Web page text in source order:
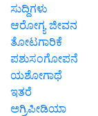
ಸುದ್ದಿಗಳು
ಆರೋಗ್ಯ ಜೀವನ
ತೋಟಗಾರಿಕೆ
ಪಶುಸಂಗೋಪನೆ
ಯಶೋಗಾಥೆ
ಇತರೆ
ಅಗ್ರಿಪೀಡಿಯಾ